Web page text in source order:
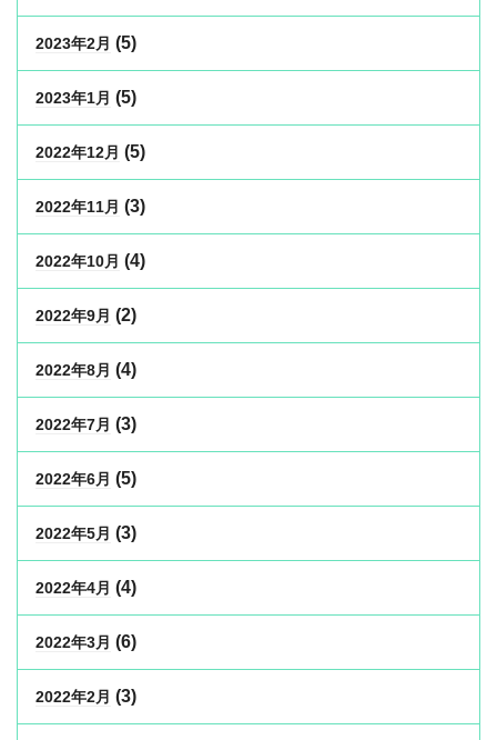
2023年2月 (5)
2023年1月 (5)
2022年12月 (5)
2022年11月 (3)
2022年10月 (4)
2022年9月 (2)
2022年8月 (4)
2022年7月 (3)
2022年6月 (5)
2022年5月 (3)
2022年4月 (4)
2022年3月 (6)
2022年2月 (3)